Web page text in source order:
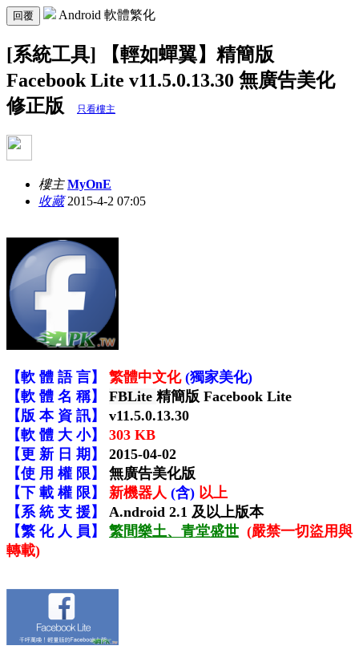
回覆 Android 軟體繁化
[系統工具] 【輕如蟬翼】精簡版
Facebook Lite v11.5.0.13.30 無廣告美化
修正版
只看樓主
樓主 MyOnE
收藏2015-4-2 07:05
【軟 體 語 言】 繁體中文化 (獨家美化)
【軟 體 名 稱】 FBLite 精簡版 Facebook Lite
【版 本 資 訊】 v11.5.0.13.30
【軟 體 大 小】 303 KB
【更 新 日 期】 2015-04-02
【使 用 權 限】 無廣告美化版
【下 載 權 限】 新機器人 (含) 以上
【系 統 支 援】 A.ndroid 2.1 及以上版本
【繁 化 人 員】
繁間樂土、青堂盛世 (嚴禁一切盜用與
轉載)